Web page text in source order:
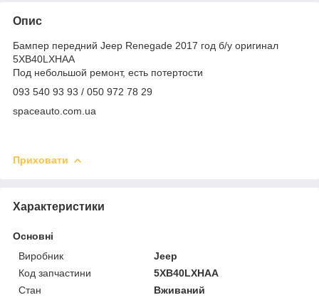
Опис
Бампер передний Jeep Renegade 2017 год б/у оригинал
5XB40LXHAA
Под небольшой ремонт, есть потертости
093 540 93 93 / 050 972 78 29
spaceauto.com.ua
Приховати
Характеристики
Основні
Виробник
Jeep
Код запчастини
5XB40LXHAA
Стан
Вживаний